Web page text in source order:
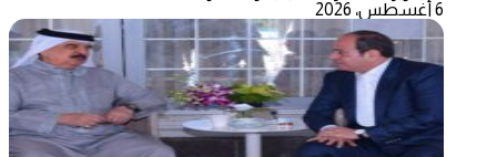
6 أغسطس، 2026